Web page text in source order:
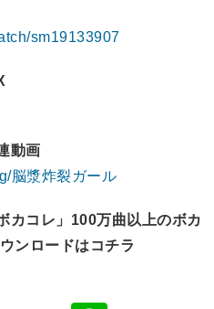
sm19133907
動画
脳漿炸裂ガール
カコレ」100万曲以上のボカ
ンロードはコチラ